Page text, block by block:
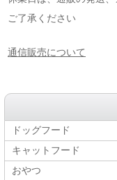
ご了承ください
通信販売について
ドッグフード
キャットフード
おやつ